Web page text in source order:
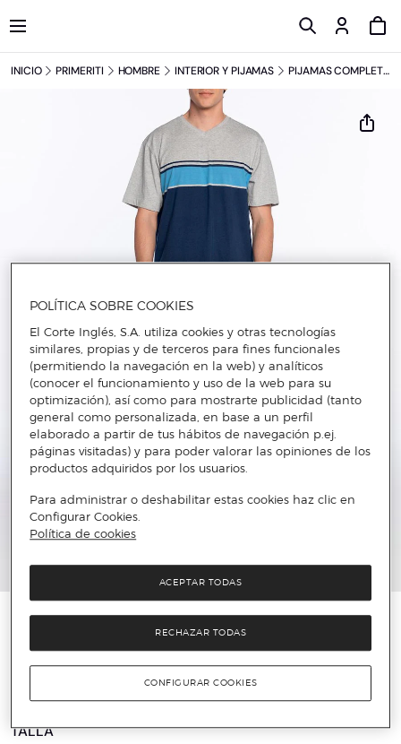
INICIO PRIMERITI HOMBRE INTERIOR Y PIJAMAS PIJAMAS COMPLETOS
PUNTO BLANCO
Pijama punto corto cuello pico
11 €
TALLA
POLÍTICA SOBRE COOKIES
El Corte Inglés, S.A. utiliza cookies y otras tecnologías
similares, propias y de terceros para fines funcionales
(permitiendo la navegación en la web) y analíticos
(conocer el funcionamiento y uso de la web para su
optimización), así como para mostrarte publicidad (tanto
general como personalizada, en base a un perfil
elaborado a partir de tus hábitos de navegación p.ej.
páginas visitadas) y para poder valorar las opiniones de los
productos adquiridos por los usuarios.
Para administrar o deshabilitar estas cookies haz clic en
Configurar Cookies.
Política de cookies
RECHAZAR TODAS
ACEPTAR TODAS
CONFIGURAR COOKIES